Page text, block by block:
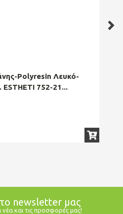
Polyresin Λευκό-
752-21...
newsletter μας
νέα και τις προσφορές μας!